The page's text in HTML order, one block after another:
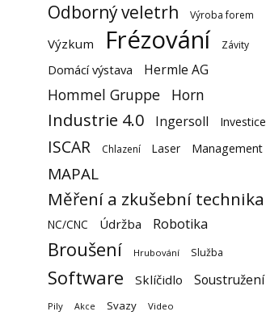
Odborný veletrh Výroba forem
Výzkum Frézování Závity
Domácí výstava Hermle AG
Hommel Gruppe Horn
Industrie 4.0 Ingersoll Investice
ISCAR Chlazení Laser Management
MAPAL
Měření a zkušební technika
NC/CNC Údržba Robotika
Broušení Hrubování Služba
Software Sklíčidlo Soustružení
Pily Akce Svazy Video